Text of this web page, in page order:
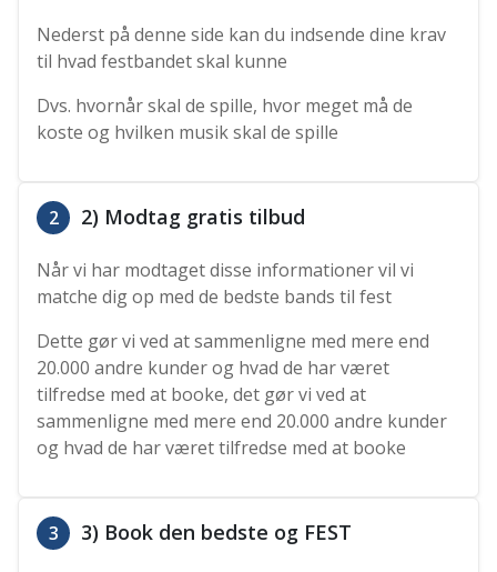
Nederst på denne side kan du indsende dine krav
til hvad festbandet skal kunne
Dvs. hvornår skal de spille, hvor meget må de
koste og hvilken musik skal de spille
2 2) Modtag gratis tilbud
Når vi har modtaget disse informationer vil vi
matche dig op med de bedste bands til fest
Dette gør vi ved at sammenligne med mere end
20.000 andre kunder og hvad de har været
tilfredse med at booke, det gør vi ved at
sammenligne med mere end 20.000 andre kunder
og hvad de har været tilfredse med at booke
3 3) Book den bedste og FEST